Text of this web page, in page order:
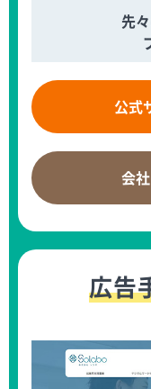
先
公式
会
広告